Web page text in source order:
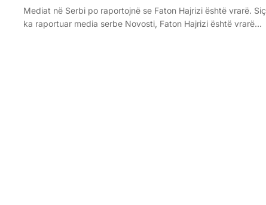
Mediat në Serbi po raportojnë se Faton Hajrizi është vrarë. Siç
ka raportuar media serbe Novosti, Faton Hajrizi është vrarë…